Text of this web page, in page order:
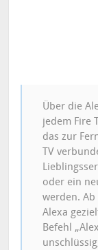
Über die
jedem Fire
das zur
TV
oder ein
werden.
Alexa
Befehl